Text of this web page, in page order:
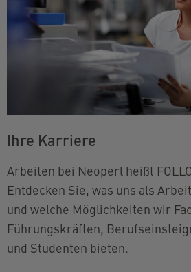
Ihre Karriere
Arbeiten bei Neoperl heißt
Entdecken Sie, was uns als
und welche Möglichkeiten wir
Führungskräften,
und Studenten bieten.